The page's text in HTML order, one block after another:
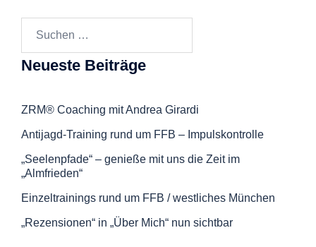
Neueste Beiträge
ZRM® Coaching mit Andrea Girardi
Antijagd-Training rund um FFB – Impulskontrolle
„Seelenpfade“ – genieße mit uns die Zeit im
„Almfrieden“
Einzeltrainings rund um FFB / westliches München
„Rezensionen“ in „Über Mich“ nun sichtbar